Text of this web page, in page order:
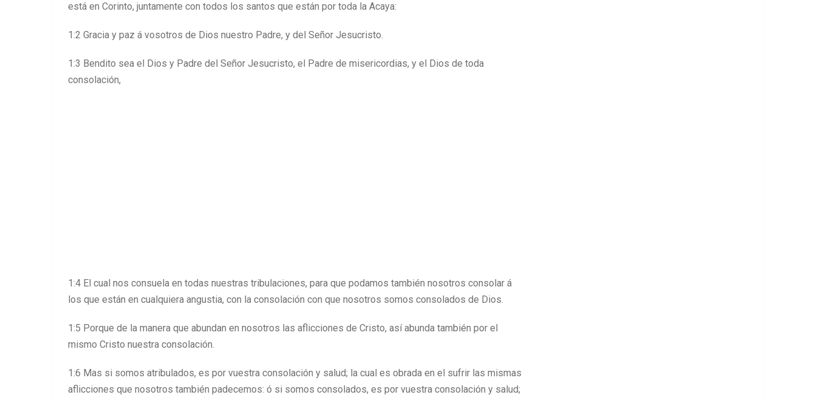
está en Corinto, juntamente con todos los santos que están por toda la Acaya:
1:2 Gracia y paz á vosotros de Dios nuestro Padre, y del Señor Jesucristo.
1:3 Bendito sea el Dios y Padre del Señor Jesucristo, el Padre de misericordias, y el Dios de toda
consolación,
1:4 El cual nos consuela en todas nuestras tribulaciones, para que podamos también nosotros consolar á
los que están en cualquiera angustia, con la consolación con que nosotros somos consolados de Dios.
1:5 Porque de la manera que abundan en nosotros las aflicciones de Cristo, así abunda también por el
mismo Cristo nuestra consolación.
1:6 Mas si somos atribulados, es por vuestra consolación y salud; la cual es obrada en el sufrir las mismas
aflicciones que nosotros también padecemos: ó si somos consolados, es por vuestra consolación y salud;